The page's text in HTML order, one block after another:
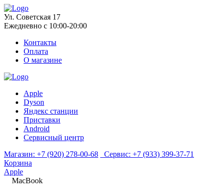
Ул. Советская 17
Ежедневно с 10:00-20:00
Контакты
Оплата
О магазине
Apple
Dyson
Яндекс станции
Приставки
Android
Сервисный центр
Магазин: +7 (920) 278-00-68 Сервис: +7 (933) 399-37-71
Корзина
Apple
MacBook